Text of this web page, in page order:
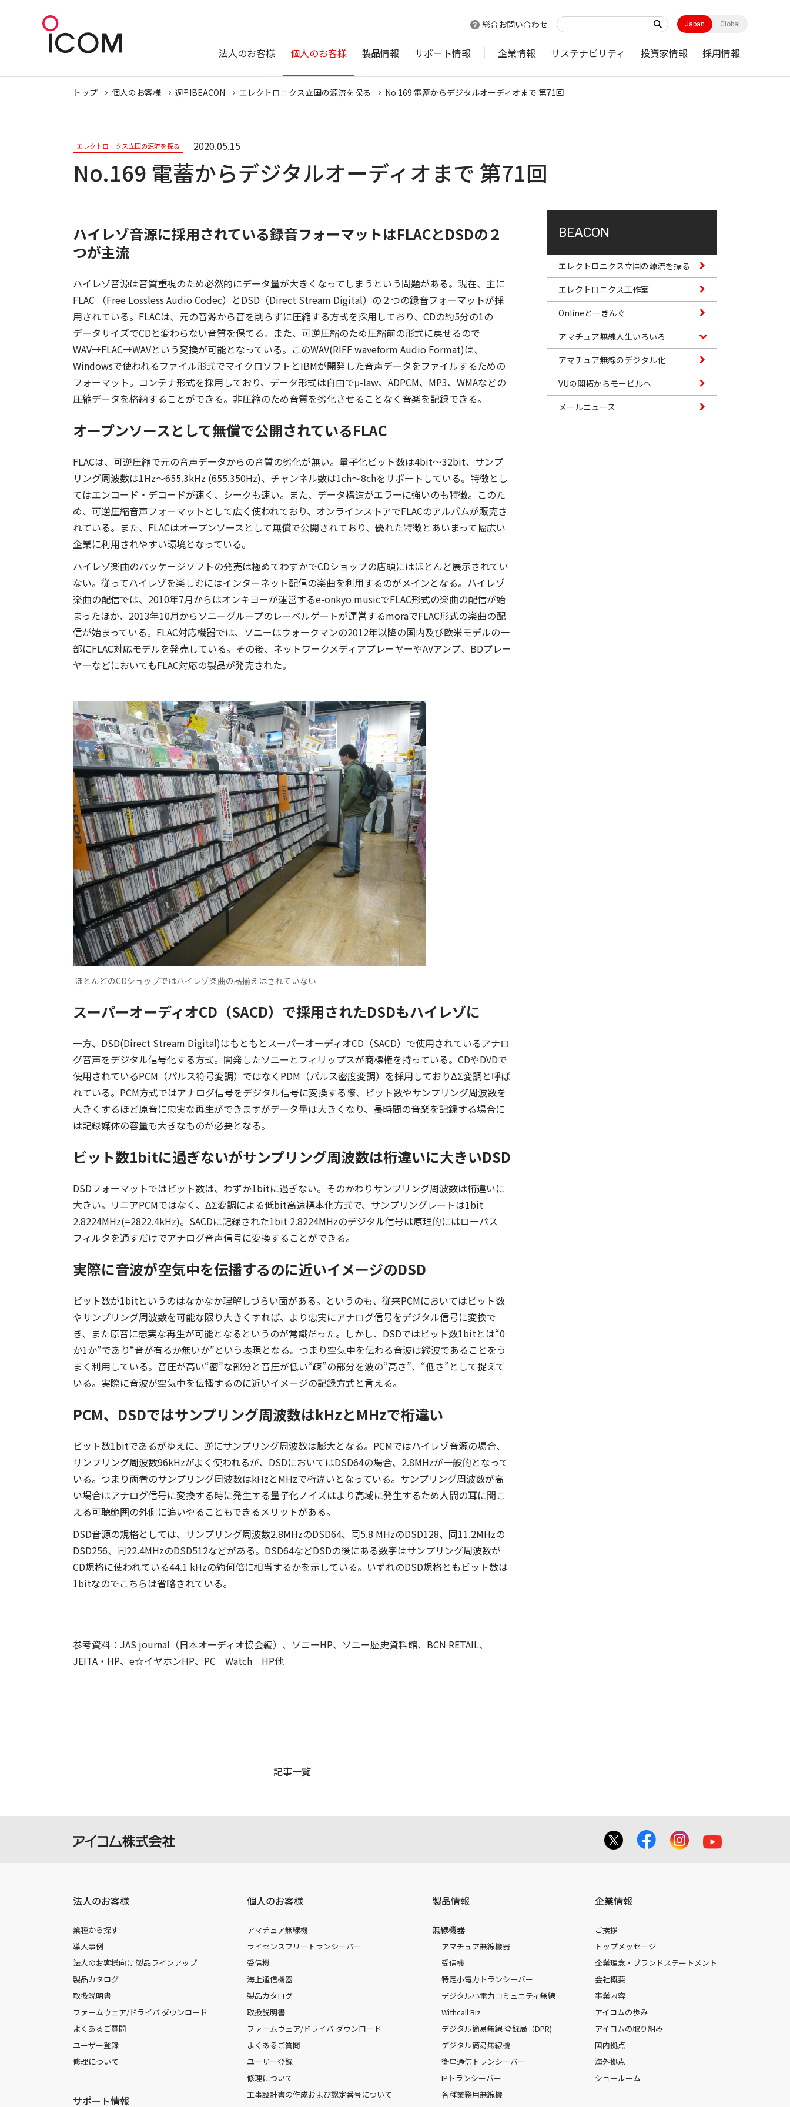
総合お問い合わせ Japan Global
法人のお客様 個人のお客様 製品情報 サポート情報 企業情報 サステナビリティ 投資家情報 採用情報
トップ 個人のお客様 週刊BEACON エレクトロニクス立国の源流を探る No.169 電蓄からデジタルオーディオまで 第71回
エレクトロニクス立国の源流を探る 2020.05.15
No.169 電蓄からデジタルオーディオまで 第71回
ハイレゾ音源に採用されている録音フォーマットはFLACとDSDの２
つが主流
ハイレゾ音源は音質重視のため必然的にデータ量が大きくなってしまうという問題がある。現在、主に
FLAC （Free Lossless Audio Codec）とDSD（Direct Stream Digital）の２つの録音フォーマットが採
用されている。FLACは、元の音源から音を削らずに圧縮する方式を採用しており、CDの約5分の1の
データサイズでCDと変わらない音質を保てる。また、可逆圧縮のため圧縮前の形式に戻せるので
WAV→FLAC→WAVという変換が可能となっている。このWAV(RIFF waveform Audio Format)は、
Windowsで使われるファイル形式でマイクロソフトとIBMが開発した音声データをファイルするための
フォーマット。コンテナ形式を採用しており、データ形式は自由でμ-law、ADPCM、MP3、WMAなどの
圧縮データを格納することができる。非圧縮のため音質を劣化させることなく音楽を記録できる。
オープンソースとして無償で公開されているFLAC
FLACは、可逆圧縮で元の音声データからの音質の劣化が無い。量子化ビット数は4bit～32bit、サンプ
リング周波数は1Hz～655.3kHz (655.350Hz)、チャンネル数は1ch～8chをサポートしている。特徴とし
てはエンコード・デコードが速く、シークも速い。また、データ構造がエラーに強いのも特徴。このた
め、可逆圧縮音声フォーマットとして広く使われており、オンラインストアでFLACのアルバムが販売さ
れている。また、FLACはオープンソースとして無償で公開されており、優れた特徴とあいまって幅広い
企業に利用されやすい環境となっている。
ハイレゾ楽曲のパッケージソフトの発売は極めてわずかでCDショップの店頭にはほとんど展示されてい
ない。従ってハイレゾを楽しむにはインターネット配信の楽曲を利用するのがメインとなる。ハイレゾ
楽曲の配信では、2010年7月からはオンキヨーが運営するe-onkyo musicでFLAC形式の楽曲の配信が始
まったほか、2013年10月からソニーグループのレーベルゲートが運営するmoraでFLAC形式の楽曲の配
信が始まっている。FLAC対応機器では、ソニーはウォークマンの2012年以降の国内及び欧米モデルの一
部にFLAC対応モデルを発売している。その後、ネットワークメディアプレーヤーやAVアンプ、BDプレー
ヤーなどにおいてもFLAC対応の製品が発売された。
ほとんどのCDショップではハイレゾ楽曲の品揃えはされていない
スーパーオーディオCD（SACD）で採用されたDSDもハイレゾに
一方、DSD(Direct Stream Digital)はもともとスーパーオーディオCD（SACD）で使用されているアナロ
グ音声をデジタル信号化する方式。開発したソニーとフィリップスが商標権を持っている。CDやDVDで
使用されているPCM（パルス符号変調）ではなくPDM（パルス密度変調）を採用しておりΔΣ変調と呼ば
れている。PCM方式ではアナログ信号をデジタル信号に変換する際、ビット数やサンプリング周波数を
大きくするほど原音に忠実な再生ができますがデータ量は大きくなり、長時間の音楽を記録する場合に
は記録媒体の容量も大きなものが必要となる。
ビット数1bitに過ぎないがサンプリング周波数は桁違いに大きいDSD
DSDフォーマットではビット数は、わずか1bitに過ぎない。そのかわりサンプリング周波数は桁違いに
大きい。リニアPCMではなく、ΔΣ変調による低bit高速標本化方式で、サンプリングレートは1bit
2.8224MHz(=2822.4kHz)。SACDに記録された1bit 2.8224MHzのデジタル信号は原理的にはローパス
フィルタを通すだけでアナログ音声信号に変換することができる。
実際に音波が空気中を伝播するのに近いイメージのDSD
ビット数が1bitというのはなかなか理解しづらい面がある。というのも、従来PCMにおいてはビット数
やサンプリング周波数を可能な限り大きくすれば、より忠実にアナログ信号をデジタル信号に変換で
き、また原音に忠実な再生が可能となるというのが常識だった。しかし、DSDではビット数1bitとは“0
か1か”であり“音が有るか無いか”という表現となる。つまり空気中を伝わる音波は縦波であることをう
まく利用している。音圧が高い“密”な部分と音圧が低い“疎”の部分を波の“高さ”、“低さ”として捉えて
いる。実際に音波が空気中を伝播するのに近いイメージの記録方式と言える。
PCM、DSDではサンプリング周波数はkHzとMHzで桁違い
ビット数1bitであるがゆえに、逆にサンプリング周波数は膨大となる。PCMではハイレゾ音源の場合、
サンプリング周波数96kHzがよく使われるが、DSDにおいてはDSD64の場合、2.8MHzが一般的となって
いる。つまり両者のサンプリング周波数はkHzとMHzで桁違いとなっている。サンプリング周波数が高
い場合はアナログ信号に変換する時に発生する量子化ノイズはより高域に発生するため人間の耳に聞こ
える可聴範囲の外側に追いやることもできるメリットがある。
DSD音源の規格としては、サンプリング周波数2.8MHzのDSD64、同5.8 MHzのDSD128、同11.2MHzの
DSD256、同22.4MHzのDSD512などがある。DSD64などDSDの後にある数字はサンプリング周波数が
CD規格に使われている44.1 kHzの約何倍に相当するかを示している。いずれのDSD規格ともビット数は
1bitなのでこちらは省略されている。
参考資料：JAS journal（日本オーディオ協会編）、ソニーHP、ソニー歴史資料館、BCN RETAIL、
JEITA・HP、e☆イヤホンHP、PC Watch HP他
記事一覧
BEACON
エレクトロニクス立国の源流を探る
エレクトロニクス工作室
Onlineとーきんぐ
アマチュア無線人生いろいろ
アマチュア無線のデジタル化
VUの開拓からモービルへ
メールニュース
法人のお客様
業種から探す
導入事例
法人のお客様向け 製品ラインアップ
製品カタログ
取扱説明書
ファームウェア/ドライバ ダウンロード
よくあるご質問
ユーザー登録
修理について
サポート情報
個人のお客様
アマチュア無線機
ライセンスフリートランシーバー
受信機
海上通信機器
製品カタログ
取扱説明書
ファームウェア/ドライバ ダウンロード
よくあるご質問
ユーザー登録
修理について
工事設計書の作成および認定番号について
製品情報
無線機器
アマチュア無線機器
受信機
特定小電力トランシーバー
デジタル小電力コミュニティ無線
Withcall Biz
デジタル簡易無線 登録局（DPR)
デジタル簡易無線機
衛星通信トランシーバー
IPトランシーバー
各種業務用無線機
企業情報
ご挨拶
トップメッセージ
企業理念・ブランドステートメント
会社概要
事業内容
アイコムの歩み
アイコムの取り組み
国内拠点
海外拠点
ショールーム